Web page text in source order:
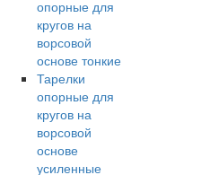
опорные для
кругов на
ворсовой
основе тонкие
Тарелки
опорные для
кругов на
ворсовой
основе
усиленные